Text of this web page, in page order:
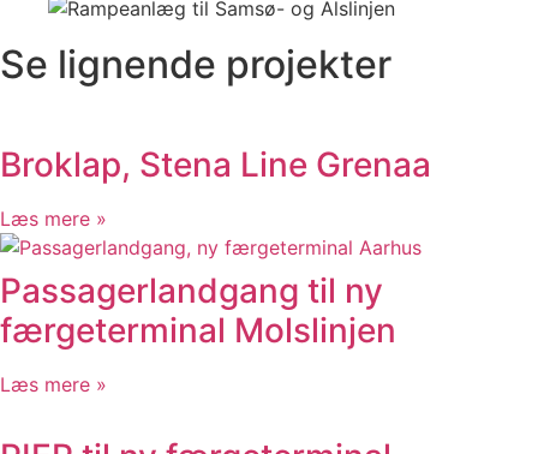
Rustfri arbejdsplatforme
Mezzanine deck – emballagevirksomhed
Transmissionsledning, Grenaa
Brandslukningsanlæg
Fødesilo og neddelere
Fjernvarme Ramten By
Transmissionsledning Lubker-Ramten
Byggeri
Se lignende projekter
Broklap, Stena Line Grenaa
Læs mere »
Passagerlandgang til ny
færgeterminal Molslinjen
Læs mere »